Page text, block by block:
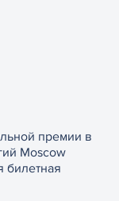
премии в
Moscow
билетная